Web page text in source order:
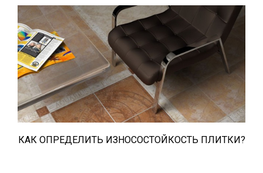
При выборе любой плитки важно важны
не только цвет и размер, но и ее
износостойкость. Как же определить
износостойкость керамической плитки и
керамогранита? Сейчас расскажем.
КАК ОПРЕДЕЛИТЬ ИЗНОСОСТОЙКОСТЬ ПЛИТКИ?